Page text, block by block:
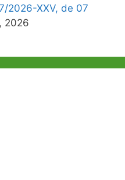
2026-XXV, de 07
2026